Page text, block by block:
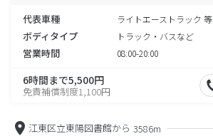
代表車種 ライトエーストラック 等
ボディタイプ トラック・バスなど
営業時間 08:00-20:00
6時間まで5,500円
免責補償制度1,100円
江東区立東陽図書館から 3586m